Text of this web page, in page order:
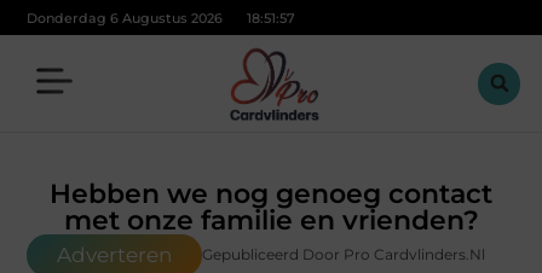
Donderdag 6 Augustus 2026 18:51:58
Hebben we nog genoeg contact
met onze familie en vrienden?
Adverteren Gepubliceerd Door Pro Cardvlinders.nl